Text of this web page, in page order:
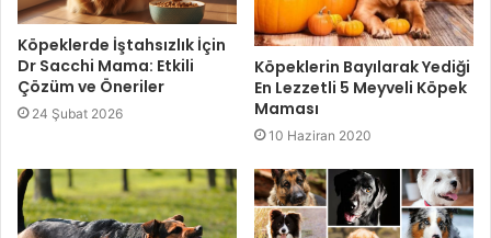
Köpeklerde İştahsızlık İçin
Dr Sacchi Mama: Etkili
Çözüm ve Öneriler
24 Şubat 2026
Köpeklerin Bayılarak Yediği
En Lezzetli 5 Meyveli Köpek
Maması
10 Haziran 2020